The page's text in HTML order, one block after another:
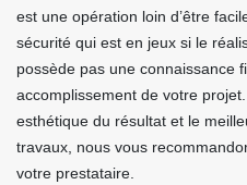
est une opération loin d’être
sécurité qui est en jeux si le
possède pas une connaissance
accomplissement de votre
esthétique du résultat et le
travaux, nous vous
votre prestataire.